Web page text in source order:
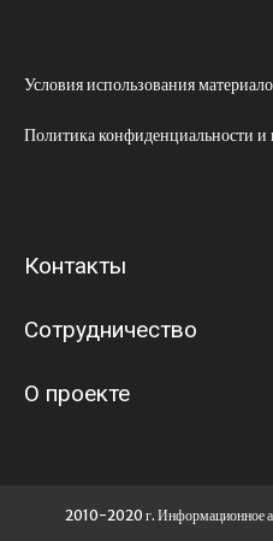
Условия использования
Политика конфиденциальности
Контакты
Сотрудничество
О проекте
2010-2020 г. Информационное